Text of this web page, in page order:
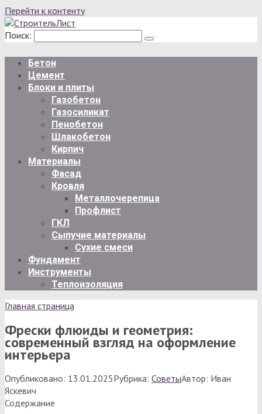
Перейти к контенту
Поиск:
Бетон
Цемент
Блоки и плиты
Газобетон
Газосиликат
Пенобетон
Шлакобетон
Кирпич
Материалы
Фасад
Кровля
Металлочерепица
Профлист
ГКЛ
Сыпучие материалы
Сухие смеси
Фундамент
Инструменты
Теплоизоляция
Главная страница
Фрески флюиды и геометрия:
современный взгляд на оформление
интерьера
Опубликовано: 13.01.2025Рубрика: СоветыАвтор: Иван
Яскевич
Содержание